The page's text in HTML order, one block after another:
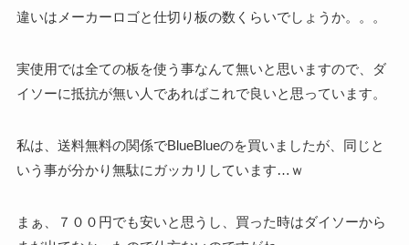
違いはメーカーロゴと仕切り板の数くらいでしょうか。。。
実使用では全ての板を使う事なんて無いと思いますので、ダ
イソーに抵抗が無い人であればこれで良いと思っています。
私は、送料無料の関係でBlueBlueのを買いましたが、同じと
いう事が分かり無駄にガッカリしています…ｗ
まぁ、７００円でも安いと思うし、買った時はダイソーから